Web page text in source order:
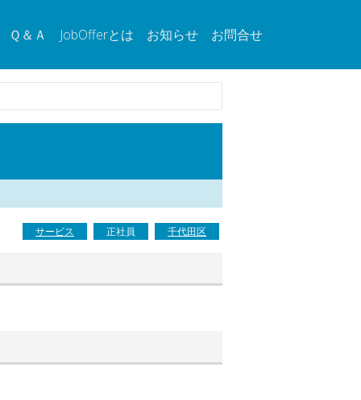
Ｑ＆Ａ JobOfferとは お知らせ お問合せ
サービス 正社員 千代田区